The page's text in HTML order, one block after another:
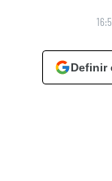
Definir